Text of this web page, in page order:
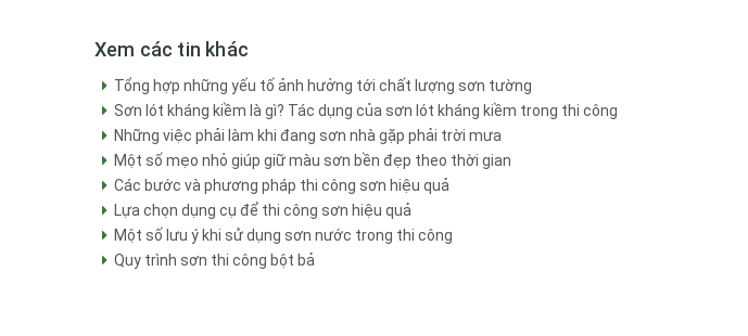
Xem các tin khác
Tổng hợp những yếu tố ảnh hưởng tới chất lượng sơn tường
Sơn lót kháng kiềm là gì? Tác dụng của sơn lót kháng kiềm trong thi công
Những việc phải làm khi đang sơn nhà gặp phải trời mưa
Một số mẹo nhỏ giúp giữ màu sơn bền đẹp theo thời gian
Các bước và phương pháp thi công sơn hiệu quả
Lựa chọn dụng cụ để thi công sơn hiệu quả
Một số lưu ý khi sử dụng sơn nước trong thi công
Quy trình sơn thi công bột bả